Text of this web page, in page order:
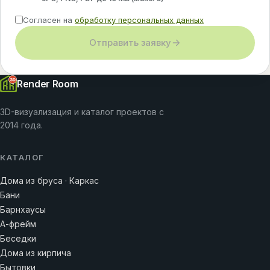
Согласен на обработку персональных данных
Отправить заявку
Render Room
3D-визуализация и каталог проектов с
2014 года.
КАТАЛОГ
Дома из бруса · Каркас
Бани
Барнхаусы
А-фрейм
Беседки
Дома из кирпича
Бытовки